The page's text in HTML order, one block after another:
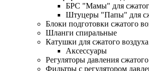
БРС "Мамы" для
Штуцеры "Папы" для
Блоки подготовки сжатого
Шланги спиральные
Катушки для сжатого воздуха
Аксессуары
Регуляторы давления
Фильтры с регулятором